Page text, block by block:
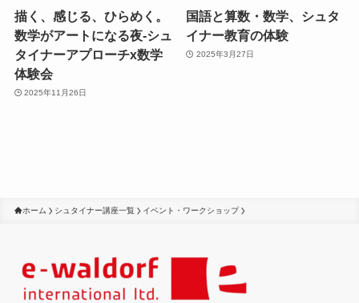
描く、感じる、ひらめく。
数学がアートになる夜-シュ
タイナーアプローチx数学
体験会
2025年11月26日
国語と算数・数学、シュタ
イナー教育の体験
2025年3月27日
ホーム シュタイナー講座一覧 イベント・ワークショップ